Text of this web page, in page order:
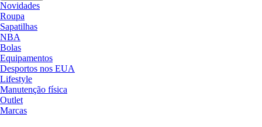
Novidades
Roupa
Sapatilhas
NBA
Bolas
Equipamentos
Desportos nos EUA
Lifestyle
Manutenção física
Outlet
Marcas